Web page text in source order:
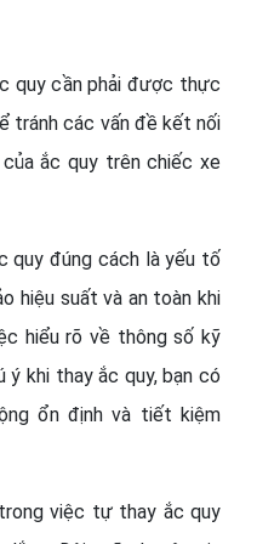
quy cần phải được thực
tránh các vấn đề kết nối
ắc quy trên chiếc xe
quy đúng cách là yếu tố
hiệu suất và an toàn khi
hiểu rõ về thông số kỹ
ý khi thay ắc quy, bạn có
ổn định và tiết kiệm
việc tự thay ắc quy